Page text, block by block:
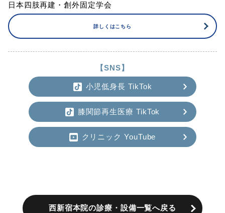
日本四肢再建・創外固定学会
詳しくはこちら
【SNS】
小児低身長 TikTok
膝関節再生医療 TikTok
クリニック YouTube
西新宿本院の診療・設備一覧へ戻る